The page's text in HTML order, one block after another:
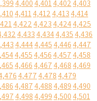
4,4004,4014,4024,403
4,4114,4124,4134,414
4,4224,4234,4244,425
4,4334,4344,4354,436
4,4444,4454,4464,447
4,4554,4564,4574,458
4,4664,4674,4684,469
4,4774,4784,479
4,4874,4884,4894,490
4,4984,4994,5004,501